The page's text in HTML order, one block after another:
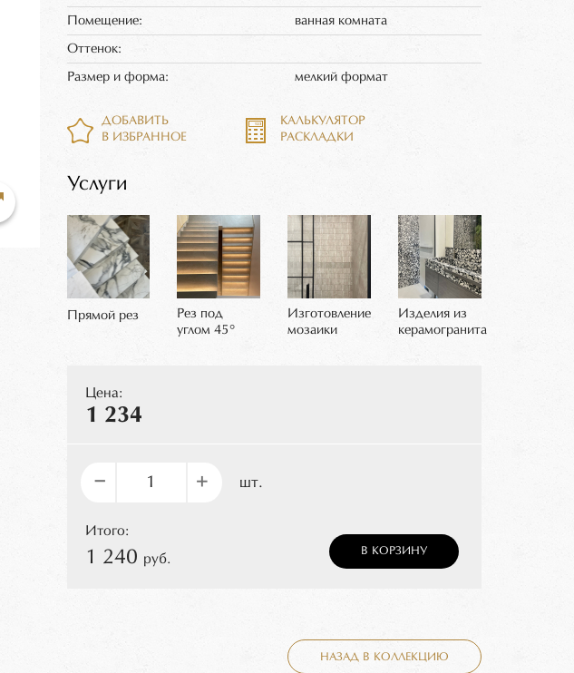
Помещение: ванная комната
Оттенок:
Размер и форма: мелкий формат
ДОБАВИТЬ
В ИЗБРАННОЕ
КАЛЬКУЛЯТОР
РАСКЛАДКИ
Услуги
Прямой рез
Рез под
углом 45°
Изготовление
мозаики
Изделия из
керамогранита
Цена:
1 234
– + шт.
Итого:
1 240 руб.
В КОРЗИНУ
НАЗАД В КОЛЛЕКЦИЮ